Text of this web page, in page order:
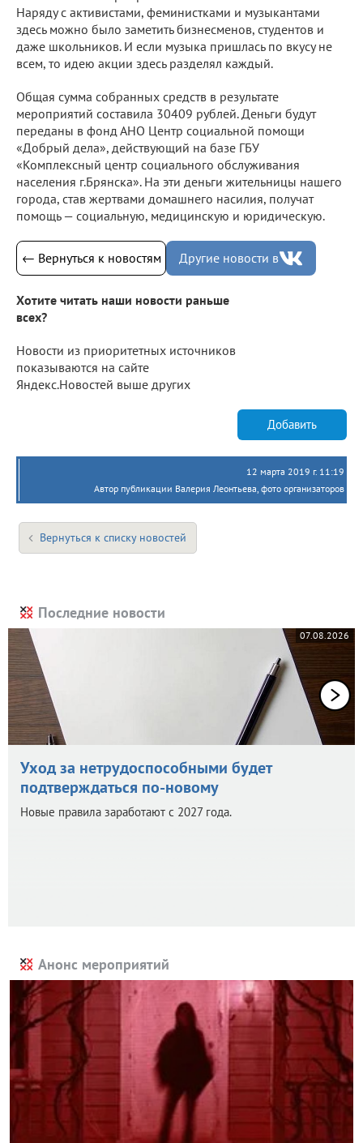
Наряду с активистами, феминистками и музыкантами
здесь можно было заметить бизнесменов, студентов и
даже школьников. И если музыка пришлась по вкусу не
всем, то идею акции здесь разделял каждый.
Общая сумма собранных средств в результате
мероприятий составила 30409 рублей. Деньги будут
переданы в фонд АНО Центр социальной помощи
«Добрый дела», действующий на базе ГБУ
«Комплексный центр социального обслуживания
населения г.Брянска». На эти деньги жительницы нашего
города, став жертвами домашнего насилия, получат
помощь — социальную, медицинскую и юридическую.
← Вернуться к новостям Другие новости в
Хотите читать наши новости раньше
всех?
Новости из приоритетных источников
показываются на сайте
Яндекс.Новостей выше других
Добавить
12 марта 2019 г. 11:19
Автор публикации Валерия Леонтьева, фото организаторов
Вернуться к списку новостей
Последние новости
07.08.2026
Уход за нетрудоспособными будет
подтверждаться по-новому
Новые правила заработают с 2027 года.
Анонс мероприятий